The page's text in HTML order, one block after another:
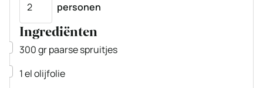
personen
Ingrediënten
▢
300grpaarse spruitjes
▢
1elolijfolie